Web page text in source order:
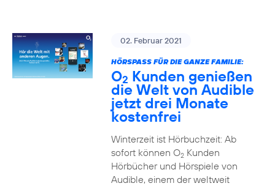
02. Februar 2021
HÖRSPASS FÜR DIE GANZE FAMILIE:
O2 Kunden genießen
die Welt von Audible
jetzt drei Monate
kostenfrei
Winterzeit ist Hörbuchzeit: Ab
sofort können O2Kunden
Hörbücher und Hörspiele von
Audible, einem der weltweit